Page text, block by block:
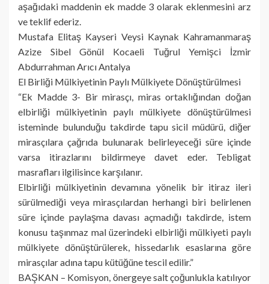
aşağıdaki maddenin ek madde 3 olarak eklenmesini arz
ve teklif ederiz.
Mustafa Elitaş Kayseri Veysi Kaynak Kahramanmaraş
Azize Sibel Gönül Kocaeli Tuğrul Yemişci İzmir
Abdurrahman Arıcı Antalya
El Birliği Mülkiyetinin Paylı Mülkiyete Dönüştürülmesi
“Ek Madde 3- Bir mirasçı, miras ortaklığından doğan
elbirliği mülkiyetinin paylı mülkiyete dönüştürülmesi
isteminde bulunduğu takdirde tapu sicil müdürü, diğer
mirasçılara çağrıda bulunarak belirleyeceği süre içinde
varsa itirazlarını bildirmeye davet eder. Tebligat
masrafları ilgilisince karşılanır.
Elbirliği mülkiyetinin devamına yönelik bir itiraz ileri
sürülmediği veya mirasçılardan herhangi biri belirlenen
süre içinde paylaşma davası açmadığı takdirde, istem
konusu taşınmaz mal üzerindeki elbirliği mülkiyeti paylı
mülkiyete dönüştürülerek, hissedarlık esaslarına göre
mirasçılar adına tapu kütüğüne tescil edilir.”
BAŞKAN – Komisyon, önergeye salt çoğunlukla katılıyor